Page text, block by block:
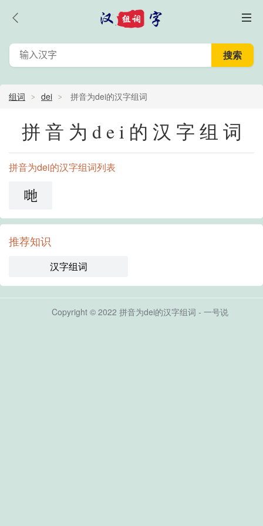
组词 dei 拼音为dei的汉字组词
拼音为dei的汉字组词
拼音为dei的汉字组词列表
哋
推荐知识
汉字组词
Copyright © 2022 拼音为dei的汉字组词 - 一号说